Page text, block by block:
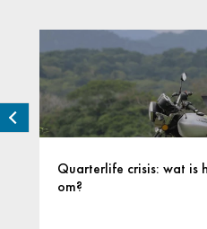
Quarterlife crisis: wat is
om?